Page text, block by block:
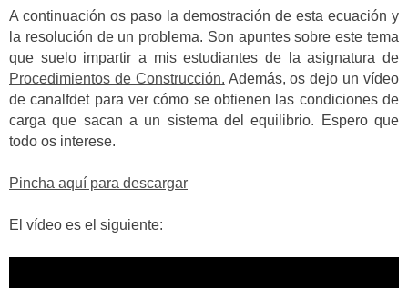
A continuación os paso la demostración de esta ecuación y
la resolución de un problema. Son apuntes sobre este tema
que suelo impartir a mis estudiantes de la asignatura de
Procedimientos de Construcción. Además, os dejo un vídeo
de canalfdet para ver cómo se obtienen las condiciones de
carga que sacan a un sistema del equilibrio. Espero que
todo os interese.
Pincha aquí para descargar
El vídeo es el siguiente: